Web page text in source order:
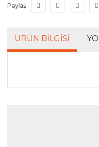
Paylaş
ÜRÜN BILGISI
Bu ürünün fiyat bilgisi,